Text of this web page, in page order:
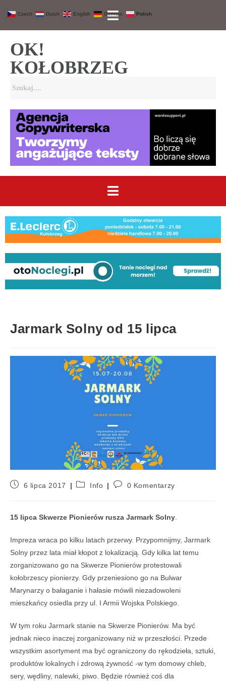
OK!
KOŁOBRZEG
Jarmark Solny od 15 lipca
6 lipca 2017 Info 0 Komentarzy
15 lipca Skwerze Pionierów rusza Jarmark Solny.
Impreza wraca po kilku latach przerwy. Przypomnijmy, Jarmark
Solny przez lata miał kłopot z lokalizacją. Gdy kilka lat temu
zorganizowano go na Skwerze Pionierów protestowali
kołobrzescy pionierzy. Gdy przeniesiono go na Bulwar
Marynarzy o bałaganie i hałasie mówili niezadowoleni
mieszkańcy osiedla przy ul. I Armii Wojska Polskiego.
W tym roku Jarmark stanie na Skwerze Pionierów. Ma być
jednak nieco inaczej zorganizowany niż w przeszłości. Przede
wszystkim asortyment ma być ograniczony do rękodzieła, sztuki,
produktów lokalnych i zdrową żywność -w tym domowy chleb,
sery, wędliny, nalewki, piwo. Będzie również coś dla
Czech Dutch English German Polish